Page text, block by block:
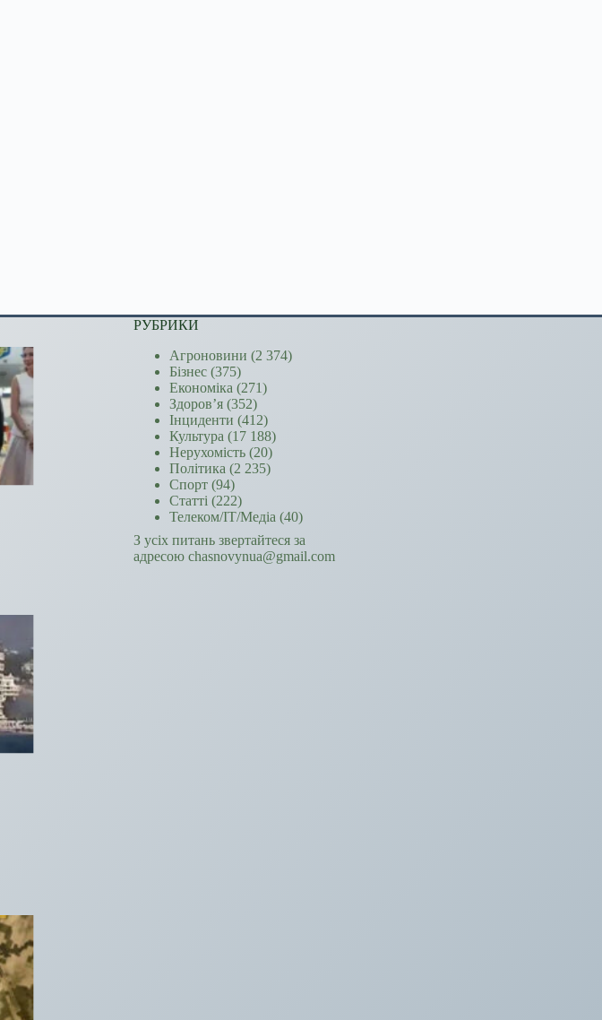
РУБРИКИ
Агроновини (2 374)
Бізнес (375)
Економіка (271)
Здоров’я (352)
Інциденти (412)
Культура (17 188)
Нерухомість (20)
Політика (2 235)
Спорт (94)
Статті (222)
Телеком/ІТ/Медіа (40)
З усіх питань звертайтеся за
адресою chasnovynua@gmail.com